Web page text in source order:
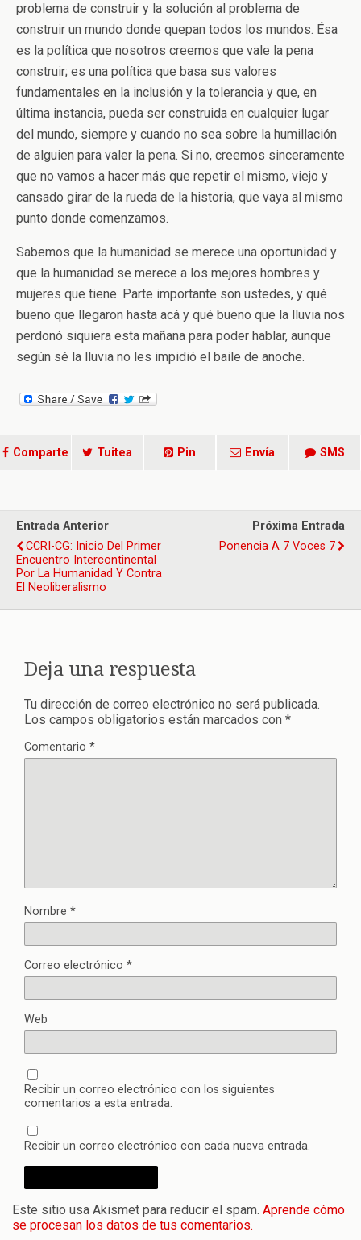
problema de construir y la solución al problema de
construir un mundo donde quepan todos los mundos. Ésa
es la política que nosotros creemos que vale la pena
construir; es una política que basa sus valores
fundamentales en la inclusión y la tolerancia y que, en
última instancia, pueda ser construida en cualquier lugar
del mundo, siempre y cuando no sea sobre la humillación
de alguien para valer la pena. Si no, creemos sinceramente
que no vamos a hacer más que repetir el mismo, viejo y
cansado girar de la rueda de la historia, que vaya al mismo
punto donde comenzamos.
Sabemos que la humanidad se merece una oportunidad y
que la humanidad se merece a los mejores hombres y
mujeres que tiene. Parte importante son ustedes, y qué
bueno que llegaron hasta acá y qué bueno que la lluvia nos
perdonó siquiera esta mañana para poder hablar, aunque
según sé la lluvia no les impidió el baile de anoche.
Comparte Tuitea Pin Envía SMS
Entrada Anterior
CCRI-CG: Inicio Del Primer
Encuentro Intercontinental
Por La Humanidad Y Contra
El Neoliberalismo
Próxima Entrada
Ponencia A 7 Voces 7
Deja una respuesta
Tu dirección de correo electrónico no será publicada.
Los campos obligatorios están marcados con *
Comentario *
Nombre *
Correo electrónico *
Web
Recibir un correo electrónico con los siguientes
comentarios a esta entrada.
Recibir un correo electrónico con cada nueva entrada.
Este sitio usa Akismet para reducir el spam. Aprende cómo
se procesan los datos de tus comentarios.